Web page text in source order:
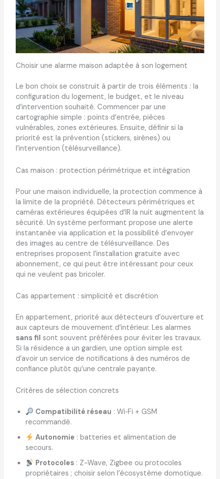
Choisir une alarme maison adaptée à son logement
Le bon choix se construit à partir de trois éléments : la
configuration du logement, le budget, et le niveau
d’intervention souhaité. Commencer par une
cartographie simple : points d’entrée, pièces
vulnérables, zones extérieures. Ensuite, définir si la
priorité est la prévention (stickers, sirènes) ou
l’intervention (télésurveillance).
Cas maison : protection périmétrique et intégration
Pour une maison individuelle, la protection commence à
la limite de la propriété. Détecteurs périmétriques et
caméras extérieures équipées d’IR la nuit augmentent la
sécurité. Un système performant propose une alerte
instantanée via application et la possibilité d’envoyer
des images au centre de télésurveillance. Des
entreprises proposent l’installation gratuite avec
abonnement, ce qui peut être intéressant pour ceux
qui ne veulent pas bricoler.
Cas appartement : simplicité et discrétion
En appartement, priorité aux détecteurs d’ouverture et
aux capteurs de mouvement d’intérieur. Les alarmes
sans fil sont souvent préférées pour éviter les travaux.
Si la résidence a un gardien, une option simple est
d’avoir un service de notifications à des numéros de
confiance plutôt qu’une centrale payante.
Critères de sélection concrets
Compatibilité réseau : Wi‑Fi + GSM
recommandé.
Autonomie : batteries et alimentation de
secours.
Protocoles : Z-Wave, Zigbee ou protocoles
propriétaires ; choisir selon l’écosystème domotique.